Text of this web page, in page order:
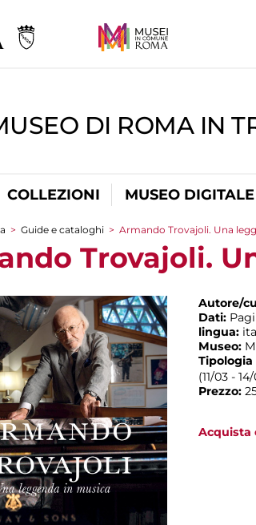
DI ROMA IN
COLLEZIONI MUSEO DIGITALE
> Guide e cataloghi > Armando Trovajoli. Una
Trovajoli.
Autore/
Dati:
lingua:
Museo:
(11/03 -
Prezzo:
Acquista